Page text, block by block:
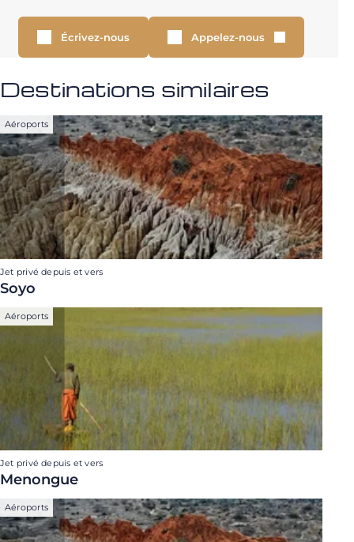
Écrivez-nous Appelez-nous
Destinations similaires
Aéroports
Jet privé depuis et vers
Soyo
Aéroports
Jet privé depuis et vers
Menongue
Aéroports